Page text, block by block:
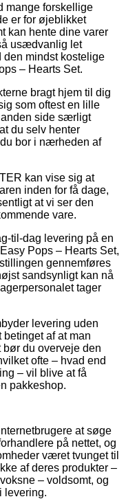
mange forskellige
er for øjeblikket
kan hente dine varer
usædvanlig let
mindst kostelige
– Hearts Set.
bragt hjem til dig
som oftest en lille
side særligt
du selv henter
bor i nærheden af
kan vise sig at
inden for få dage,
at vi ser den
vare.
til-dag levering på en
Pops – Hearts Set,
gennemføres
sandsynligt kan nå
tager
levering uden
af at man
bør du overveje den
ofte – hvad end
– vil blive at få
pakkeshop.
at søge
på nettet, og
været tvunget til
af deres produkter –
– voldsomt, og
levering.